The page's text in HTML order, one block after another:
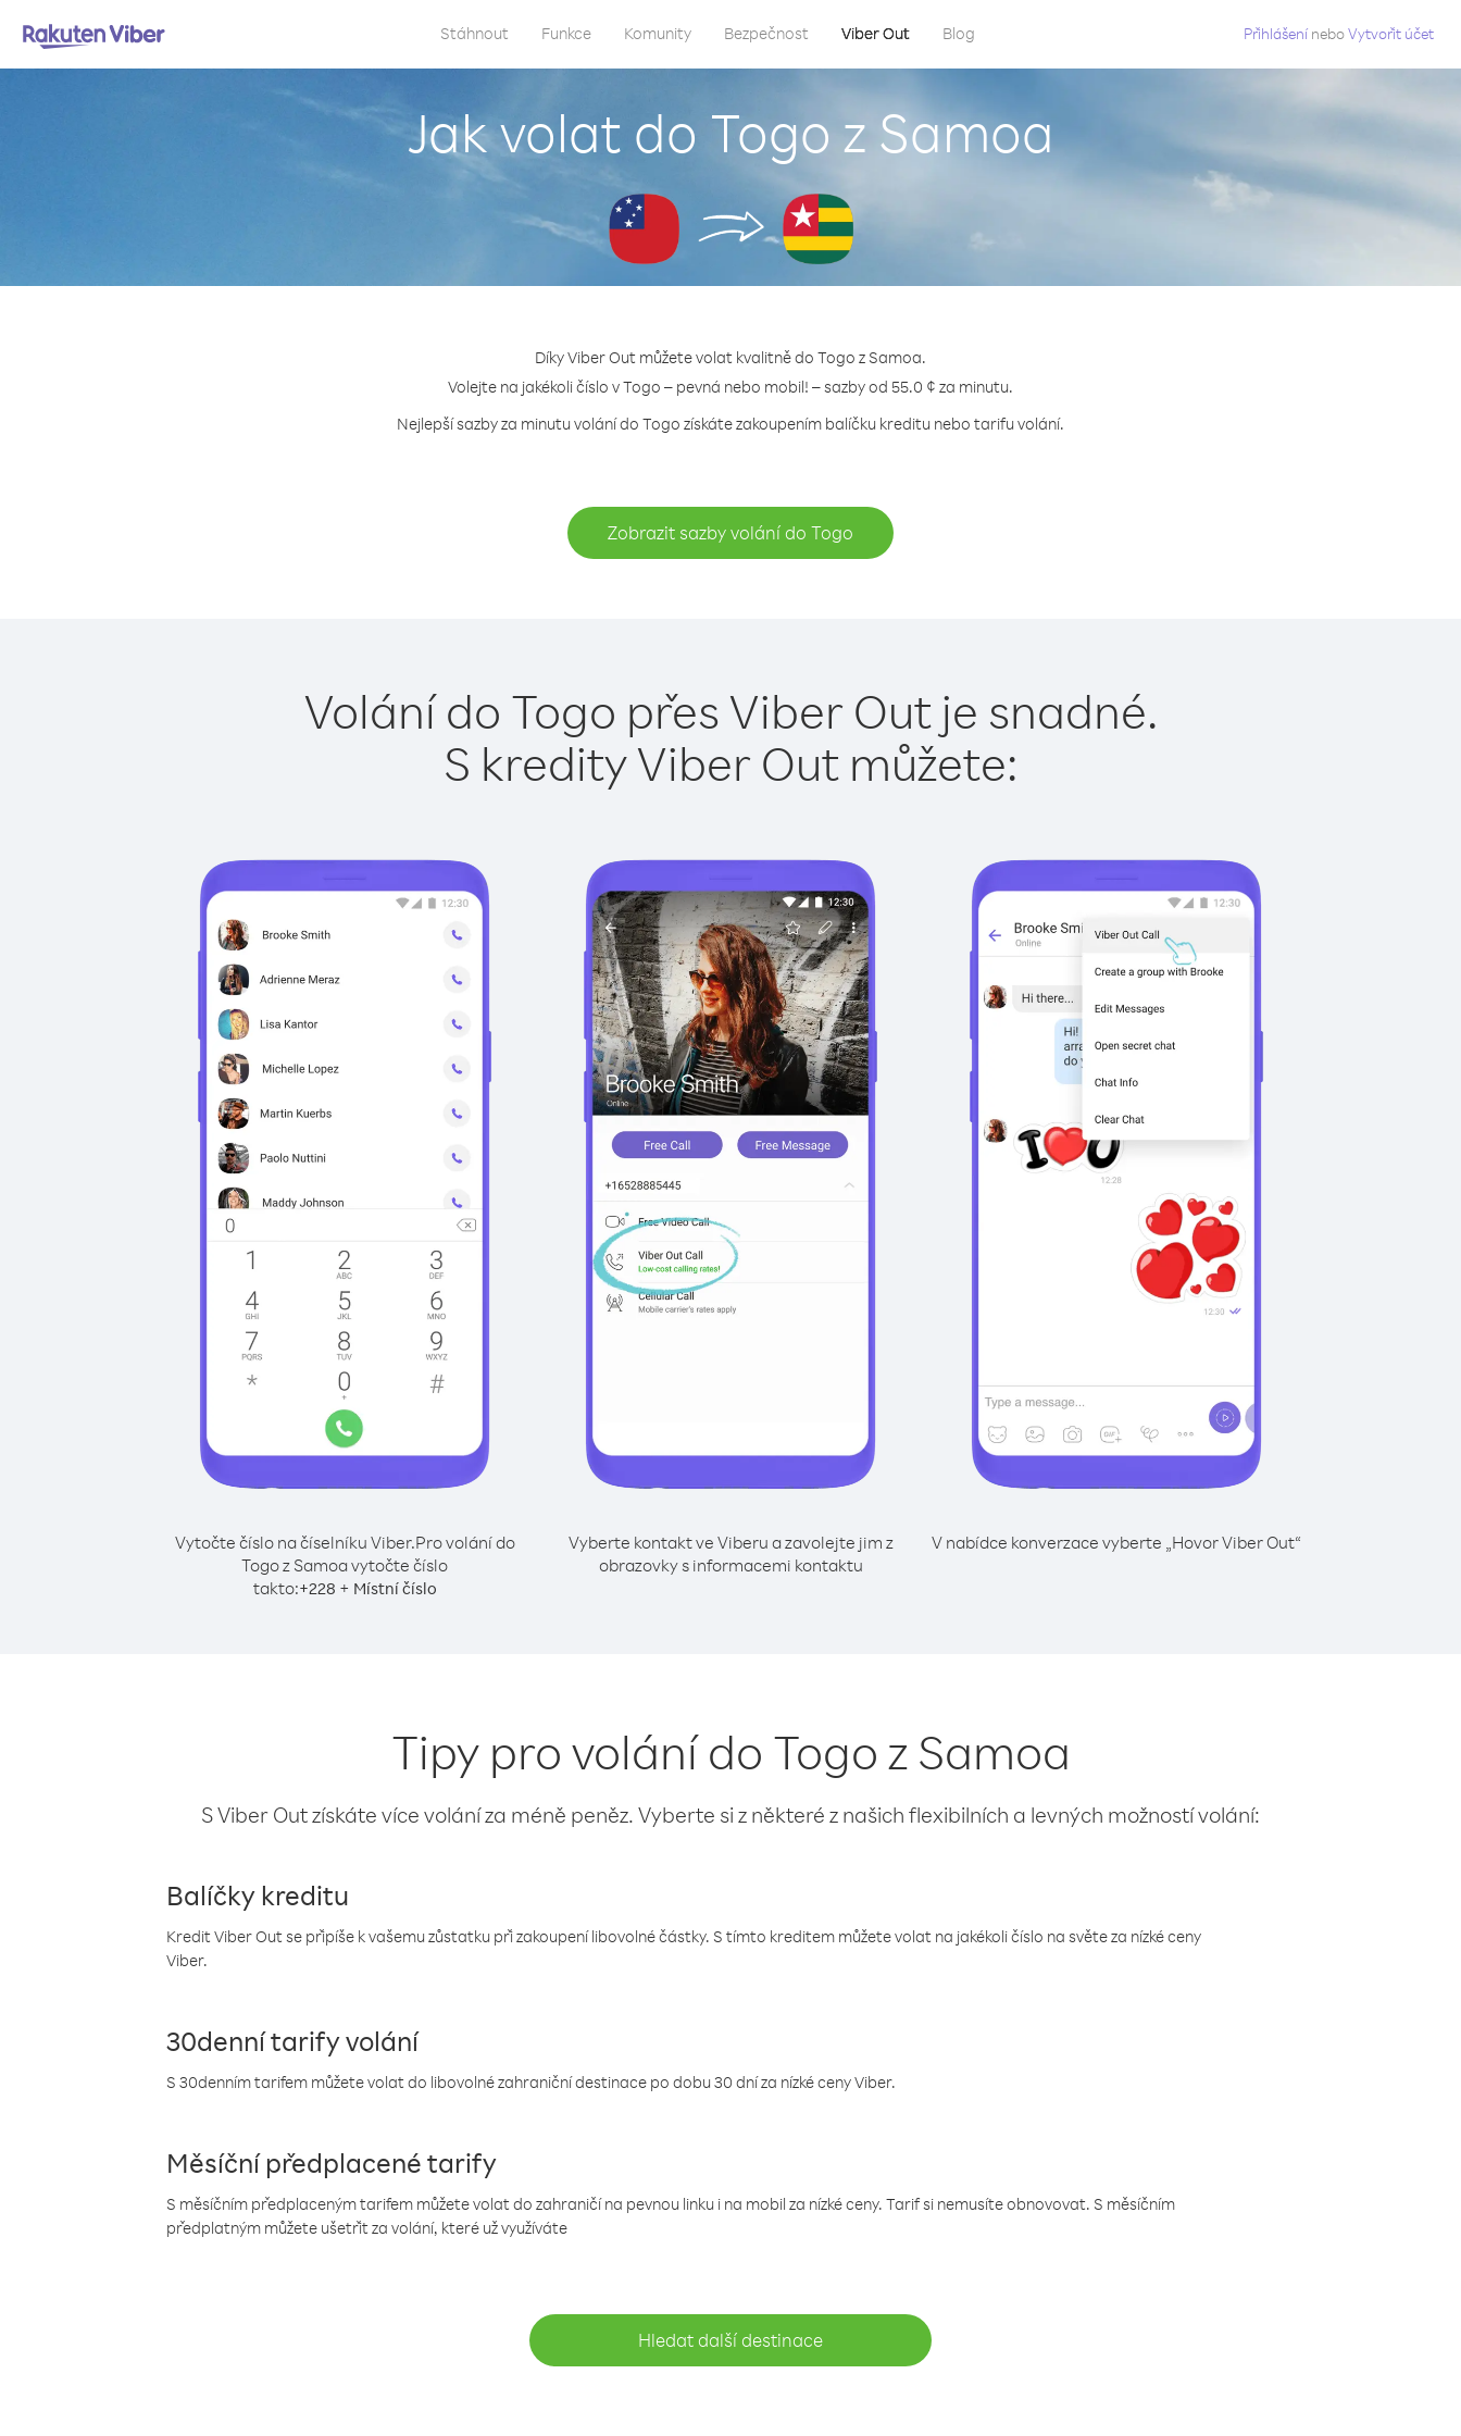
Stáhnout Funkce Komunity Bezpečnost Viber Out Blog Přihlášení neboVytvořit účet
Jak volat do Togo z Samoa
Díky Viber Out můžete volat kvalitně do Togo z Samoa.
Volejte na jakékoli číslo v Togo – pevná nebo mobil! – sazby od 55.0 ¢ za minutu.
Nejlepší sazby za minutu volání do Togo získáte zakoupením balíčku kreditu nebo tarifu volání.
Zobrazit sazby volání do Togo
Volání do Togo přes Viber Out je snadné.
S kredity Viber Out můžete:
Vytočte číslo na číselníku Viber.Pro volání do
Togo z Samoa vytočte číslo
takto:+228 + Místní číslo
Vyberte kontakt ve Viberu a zavolejte jim z
obrazovky s informacemi kontaktu
V nabídce konverzace vyberte „Hovor Viber Out“
Tipy pro volání do Togo z Samoa
S Viber Out získáte více volání za méně peněz. Vyberte si z některé z našich flexibilních a levných možností volání:
Balíčky kreditu
Kredit Viber Out se připíše k vašemu zůstatku při zakoupení libovolné částky. S tímto kreditem můžete volat na jakékoli číslo na světe za nízké ceny
Viber.
30denní tarify volání
S 30denním tarifem můžete volat do libovolné zahraniční destinace po dobu 30 dní za nízké ceny Viber.
Měsíční předplacené tarify
S měsíčním předplaceným tarifem můžete volat do zahraničí na pevnou linku i na mobil za nízké ceny. Tarif si nemusíte obnovovat. S měsíčním
předplatným můžete ušetřit za volání, které už využíváte
Hledat další destinace